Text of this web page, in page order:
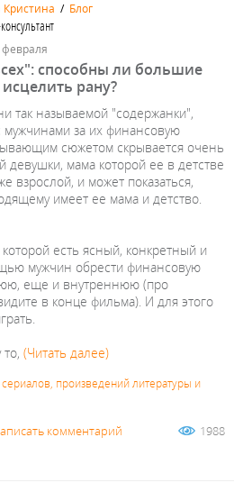
Кристина / Блог
февраля
способны ли большие
рану?
так называемой "содержанки",
за их финансовую
сюжетом скрывается очень
девушки, мама которой ее в детстве
и может показаться,
имеет ее мама и детство.
есть ясный, конкретный и
мужчин обрести финансовую
еще и внутреннюю (про
в конце фильма). И для этого
(Читать далее)
произведений литературы и
комментарий 1988